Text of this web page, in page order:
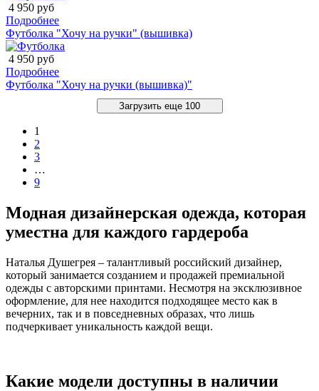
4 950 руб
Подробнее
Футболка "Хочу на ручки" (вышивка)
4 950 руб
Подробнее
Футболка "Хочу на ручки (вышивка)"
Загрузить еще 100
1
2
3
…
9
Модная дизайнерская одежда, которая
уместна для каждого гардероба
Наталья Душегрея – талантливый российский дизайнер,
который занимается созданием и продажей премиальной
одежды с авторскими принтами. Несмотря на эксклюзивное
оформление, для нее находится подходящее место как в
вечерних, так и в повседневных образах, что лишь
подчеркивает уникальность каждой вещи.
Какие модели доступны в наличии